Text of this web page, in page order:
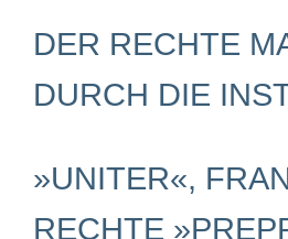
Suche
Magazin
Abonnement
Downloads
SCHWERPUNKTE
Schwerpunkte Übersicht
DER RECHTE
DURCH DIE
»UNITER«,
RECHTE